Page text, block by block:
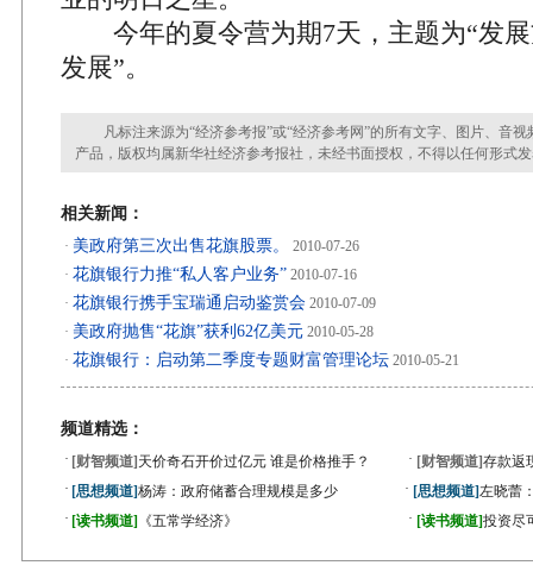
今年的夏令营为期7天，主题为“发展
发展”。
凡标注来源为“经济参考报”或“经济参考网”的所有文字、图片、音视
产品，版权均属新华社经济参考报社，未经书面授权，不得以任何形式
相关新闻：
· 美政府第三次出售花旗股票。
2010-07-26
· 花旗银行力推“私人客户业务” 2010-07-16
· 花旗银行携手宝瑞通启动鉴赏会 2010-07-09
· 美政府抛售“花旗”获利62亿美元 2010-05-28
· 花旗银行：启动第二季度专题财富管理论坛 2010-05-21
频道精选：
· [财智频道] 天价奇石开价过亿元 谁是价格推手？ · [财智频道]存款返
· [思想频道]杨涛：政府储蓄合理规模是多少 · [思想频道]左晓蕾
· [读书频道] 《五常学经济》 · [读书频道]投资尽